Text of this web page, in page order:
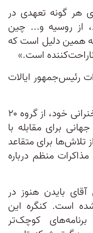
هر گونه تعهدی در
از روسیه و... چین
همین دلیل است که
است.»
رئیس‌جمهور ایالات
رئیس‌جمهور ایالات متحده در سخنرانی خود، از گروه ۲۰
برای مقابله با
تلاش‌ها برای متقاعد
منظم درباره
بایدن هنوز در
است. کنگره این
کوچک‌تر